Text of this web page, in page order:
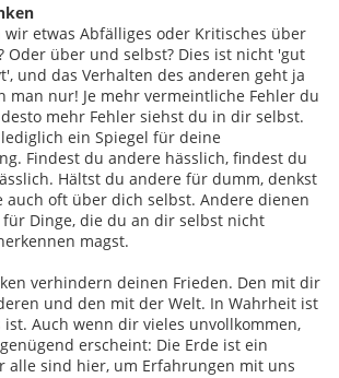
wir etwas Abfälliges oder Kritisches über
Oder über und selbst? Dies ist nicht 'gut
und das Verhalten des anderen geht ja
man nur! Je mehr vermeintliche Fehler du
mehr Fehler siehst du in dir selbst.
ein Spiegel für deine
Findest du andere hässlich, findest du
Hältst du andere für dumm, denkst
auch oft über dich selbst. Andere dienen
Dinge, die du an dir selbst nicht
magst.
verhindern deinen Frieden. Den mit dir
und den mit der Welt. In Wahrheit ist
ist. Auch wenn dir vieles unvollkommen,
erscheint: Die Erde ist ein
alle sind hier, um Erfahrungen mit uns